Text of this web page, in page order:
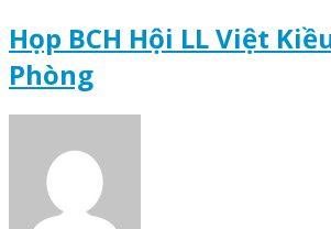
Họp BCH Hội LL Việt
Phòng